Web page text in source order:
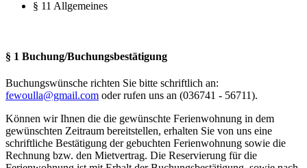
§ 11 Allgemeines
§ 1 Buchung/Buchungsbestätigung
Buchungswünsche richten Sie bitte schriftlich an:
fewoulla@gmail.com oder rufen uns an (036741 - 56711).
Können wir Ihnen die die gewünschte Ferienwohnung in dem
gewünschten Zeitraum bereitstellen, erhalten Sie von uns eine
schriftliche Bestätigung der gebuchten Ferienwohnung sowie die
Rechnung bzw. den Mietvertrag. Die Reservierung für die